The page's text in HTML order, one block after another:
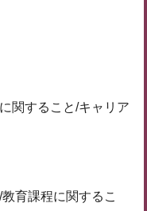
関すること/キャリア
育課程に関するこ